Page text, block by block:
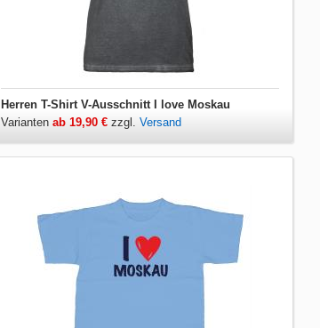
Herren T-Shirt V-Ausschnitt I love Moskau
Variantenab 19,90 € zzgl.Versand